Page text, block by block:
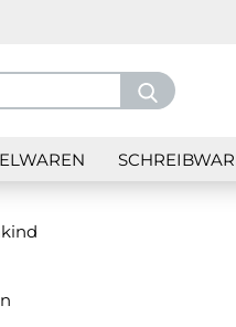
Suche...